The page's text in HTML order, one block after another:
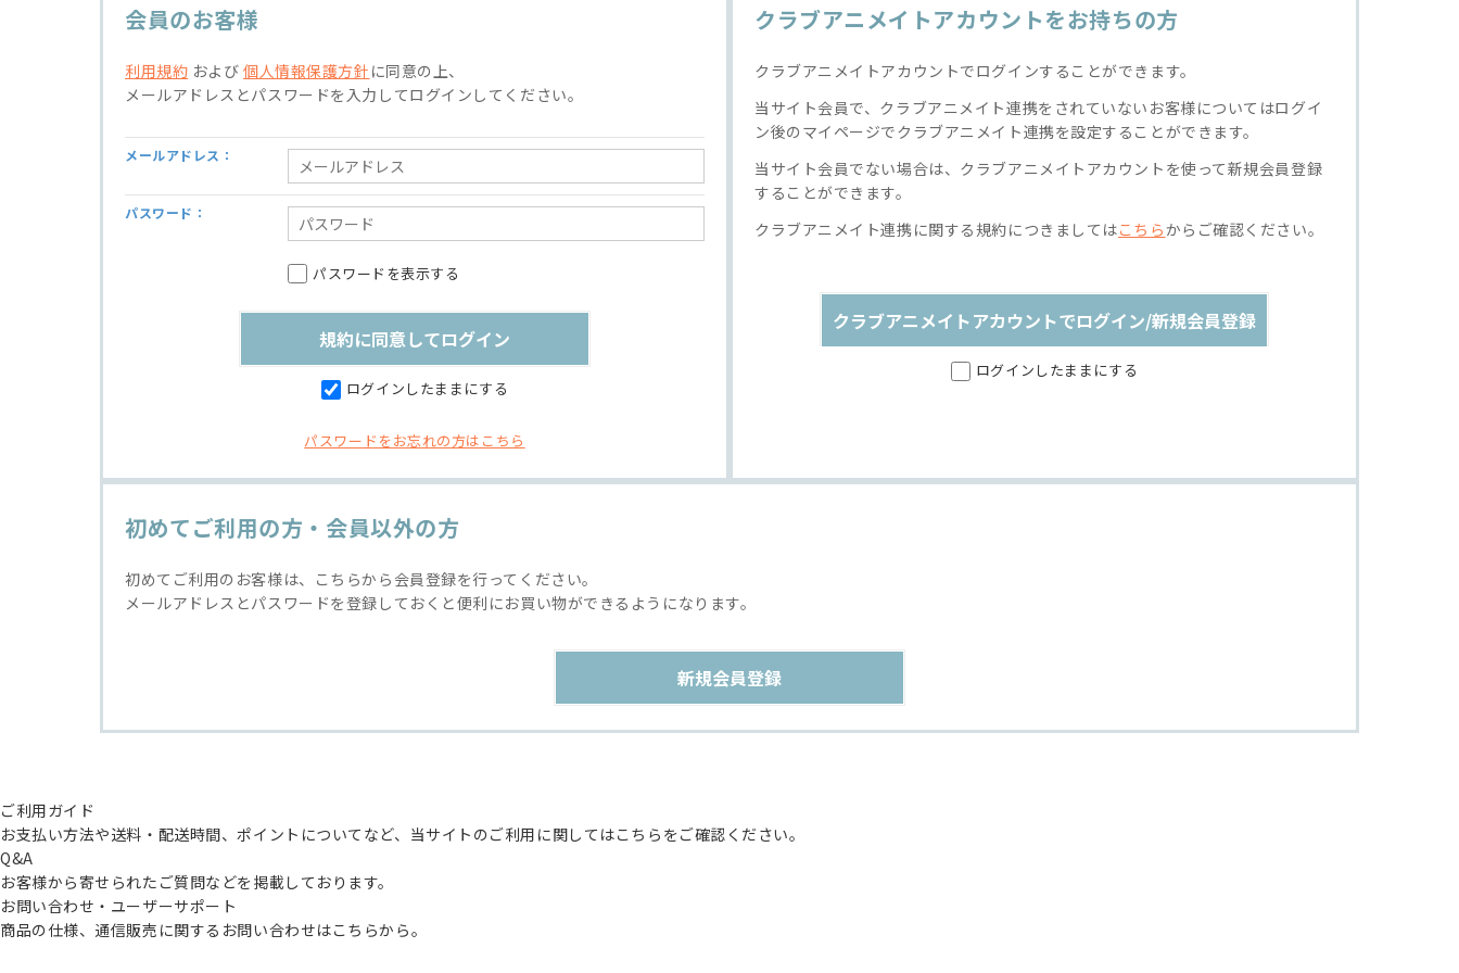
会員のお客様
利用規約 および個人情報保護方針 に同意の上、
メールアドレスとパスワードを入力してログインしてください。
メールアドレス：
パスワード：
パスワードを表示する
ログインしたままにする
パスワードをお忘れの方はこちら
クラブアニメイトアカウントをお持ちの方
クラブアニメイトアカウントでログインすることができます。
当サイト会員で、クラブアニメイト連携をされていないお客様についてはログイ
ン後のマイページでクラブアニメイト連携を設定することができます。
当サイト会員でない場合は、クラブアニメイトアカウントを使って新規会員登録
することができます。
クラブアニメイト連携に関する規約につきましてはこちらからご確認ください。
クラブアニメイトアカウントでログイン/新規会員登録
ログインしたままにする
初めてご利用の方・会員以外の方
初めてご利用のお客様は、こちらから会員登録を行ってください。
メールアドレスとパスワードを登録しておくと便利にお買い物ができるようになります。
ご利用ガイド
お支払い方法や送料・配送時間、ポイントについてなど、当サイトのご利用に関してはこちらをご確認ください。
Q&A
お客様から寄せられたご質問などを掲載しております。
お問い合わせ・ユーザーサポート
商品の仕様、通信販売に関するお問い合わせはこちらから。